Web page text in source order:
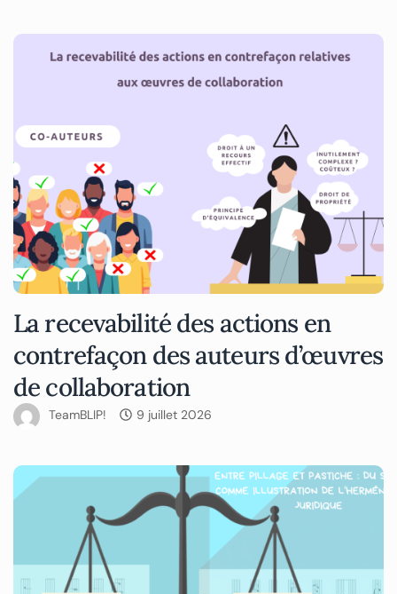
La recevabilité des actions en
contrefaçon des auteurs d’œuvres
de collaboration
TeamBLIP! 9 juillet 2026